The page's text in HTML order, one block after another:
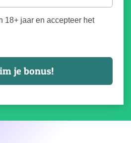
18+ jaar en accepteer het